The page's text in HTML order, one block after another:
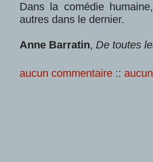
Dans la comédie
autres dans le dernier.
Anne Barratin, De toutes
aucun commentaire ::